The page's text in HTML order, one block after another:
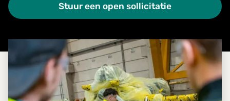
Stuur een open sollicitatie